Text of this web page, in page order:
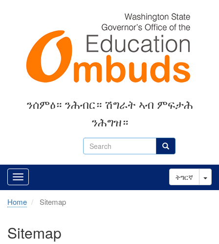
Search Search
ንሰምዕ። ንሕብር። ሽግራት ኣብ ምፍታሕ
ንሕግዝ።
ትግርኛ
Home Sitemap
Sitemap